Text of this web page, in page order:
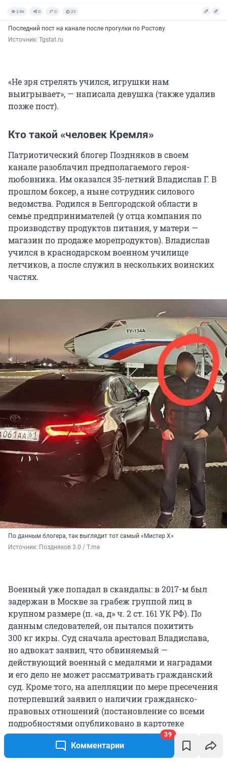
Комментарии
39
Последний пост на канале после прогулки по Ростову
Источник: Tgstat.ru
«Не зря стрелять учился, игрушки нам
выигрывает», — написала девушка (также удалив
позже пост).
Кто такой «человек Кремля»
Патриотический блогер Поздняков в своем
канале разоблачил предполагаемого героя-
любовника. Им оказался 35-летнийВладислав Г. В
прошлом боксер, а ныне сотрудник силового
ведомства. Родился в Белгородской области в
семье предпринимателей (у отца компания по
производству продуктов питания, у матери —
магазин по продаже морепродуктов). Владислав
учился в краснодарском военном училище
летчиков, а после служил в нескольких воинских
частях.
По данным блогера, так выглядит тот самый «Мистер Х»
Источник: Поздняков 3.0 / T.me
Военный уже попадал в скандалы: в 2017-м был
задержан в Москве за грабеж группой лиц в
крупном размере (п. «а, д» ч. 2 ст. 161 УК РФ). По
данным следователей, он пытался похитить
300 кгикры. Суд сначала арестовал Владислава,
но адвокат заявил, что обвиняемый —
действующий военный с медалями и наградами
и его дело не может рассматривать гражданский
суд. Кроме того, на апелляции по мере пресечения
потерпевший заявил о наличии гражданско-
правовых отношений (постановление со всеми
подробностями опубликовано в картотеке
Московского городского суда). В итоге Владислава
освободили из-под стражи. Видимо, дело не